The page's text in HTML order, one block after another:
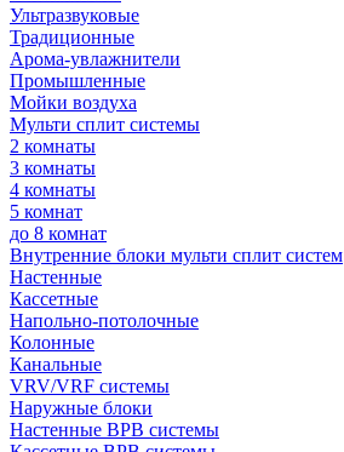
Ультразвуковые
Традиционные
Арома-увлажнители
Промышленные
Мойки воздуха
Мульти сплит системы
2 комнаты
3 комнаты
4 комнаты
5 комнат
до 8 комнат
Внутренние блоки мульти сплит систем
Настенные
Кассетные
Напольно-потолочные
Колонные
Канальные
VRV/VRF системы
Наружные блоки
Настенные ВРВ системы